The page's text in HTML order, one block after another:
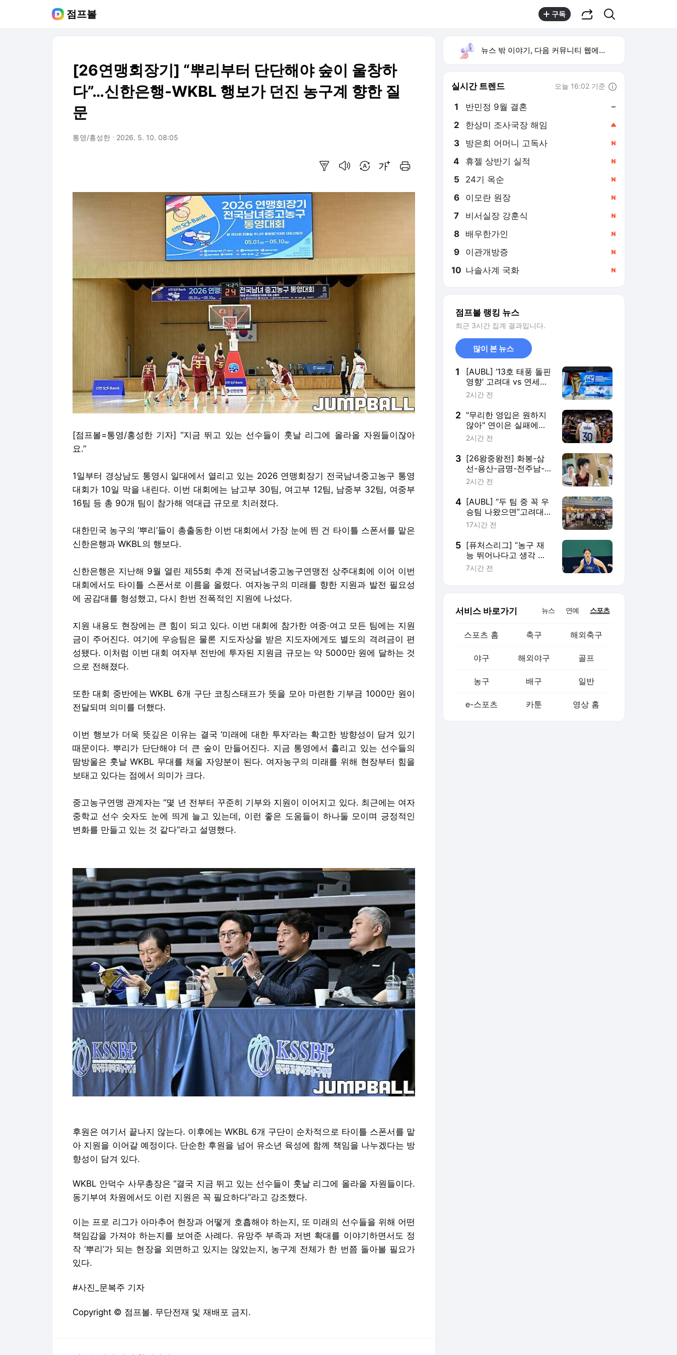
점프볼 구독
[26연맹회장기] “뿌리부터 단단해야 숲이 울창하
다”…신한은행-WKBL 행보가 던진 농구계 향한 질
문
통영/홍성한 2026. 5. 10. 08:05
[점프볼=통영/홍성한 기자] “지금 뛰고 있는 선수들이 훗날 리그에 올라올 자원들이잖아
요.”
1일부터 경상남도 통영시 일대에서 열리고 있는 2026 연맹회장기 전국남녀중고농구 통영
대회가 10일 막을 내린다. 이번 대회에는 남고부 30팀, 여고부 12팀, 남중부 32팀, 여중부
16팀 등 총 90개 팀이 참가해 역대급 규모로 치러졌다.
대한민국 농구의 ‘뿌리’들이 총출동한 이번 대회에서 가장 눈에 띈 건 타이틀 스폰서를 맡은
신한은행과 WKBL의 행보다.
신한은행은 지난해 9월 열린 제55회 추계 전국남녀중고농구연맹전 상주대회에 이어 이번
대회에서도 타이틀 스폰서로 이름을 올렸다. 여자농구의 미래를 향한 지원과 발전 필요성
에 공감대를 형성했고, 다시 한번 전폭적인 지원에 나섰다.
지원 내용도 현장에는 큰 힘이 되고 있다. 이번 대회에 참가한 여중·여고 모든 팀에는 지원
금이 주어진다. 여기에 우승팀은 물론 지도자상을 받은 지도자에게도 별도의 격려금이 편
성됐다. 이처럼 이번 대회 여자부 전반에 투자된 지원금 규모는 약 5000만 원에 달하는 것
으로 전해졌다.
또한 대회 중반에는 WKBL 6개 구단 코칭스태프가 뜻을 모아 마련한 기부금 1000만 원이
전달되며 의미를 더했다.
이번 행보가 더욱 뜻깊은 이유는 결국 ‘미래에 대한 투자’라는 확고한 방향성이 담겨 있기
때문이다. 뿌리가 단단해야 더 큰 숲이 만들어진다. 지금 통영에서 흘리고 있는 선수들의
땀방울은 훗날 WKBL 무대를 채울 자양분이 된다. 여자농구의 미래를 위해 현장부터 힘을
보태고 있다는 점에서 의미가 크다.
중고농구연맹 관계자는 “몇 년 전부터 꾸준히 기부와 지원이 이어지고 있다. 최근에는 여자
중학교 선수 숫자도 눈에 띄게 늘고 있는데, 이런 좋은 도움들이 하나둘 모이며 긍정적인
변화를 만들고 있는 것 같다”라고 설명했다.
후원은 여기서 끝나지 않는다. 이후에는 WKBL 6개 구단이 순차적으로 타이틀 스폰서를 맡
아 지원을 이어갈 예정이다. 단순한 후원을 넘어 유소년 육성에 함께 책임을 나누겠다는 방
향성이 담겨 있다.
WKBL 안덕수 사무총장은 “결국 지금 뛰고 있는 선수들이 훗날 리그에 올라올 자원들이다.
동기부여 차원에서도 이런 지원은 꼭 필요하다”라고 강조했다.
이는 프로 리그가 아마추어 현장과 어떻게 호흡해야 하는지, 또 미래의 선수들을 위해 어떤
책임감을 가져야 하는지를 보여준 사례다. 유망주 부족과 저변 확대를 이야기하면서도 정
작 ‘뿌리’가 되는 현장을 외면하고 있지는 않았는지, 농구계 전체가 한 번쯤 돌아볼 필요가
있다.
#사진_문복주 기자
Copyright © 점프볼. 무단전재 및 재배포 금지.
뉴스 밖 이야기, 다음 커뮤니티 웹에서 보기
실시간 트렌드 오늘 16:02 기준
1 반민정 9월 결혼
2 한상미 조사국장 해임
3 방은희 어머니 고독사
4 휴젤 상반기 실적
5 24기 옥순
6 이모란 원장
7 비서실장 강훈식
8 배우한가인
9 이관개방증
10 나솔사계 국화
점프볼 랭킹 뉴스
최근 3시간 집계 결과입니다.
많이 본 뉴스
1
[AUBL] ‘13호 태풍 돌핀
영향’ 고려대 vs 연세대
7-8위 순위 결정전 취소
2시간 전
2 "무리한 영입은 원하지
않아" 연이은 실패에도
커리의 마음은 굳건했다
2시간 전
3 [26왕중왕전] 화봉-삼
선-용산-금명-전주남-
휘문 결선行, 남중부 예
2시간 전
4 [AUBL] “두 팀 중 꼭 우
승팀 나왔으면”고려대·
연세대, 방열 전 회장 덕
17시간 전
5 [퓨처스리그] “농구 재
능 뛰어나다고 생각 안
해” 유하은이 성장하기
7시간 전
서비스 바로가기 뉴스 연예 스포츠
스포츠 홈 축구 해외축구
야구 해외야구 골프
농구 배구 일반
e-스포츠 카툰 영상 홈